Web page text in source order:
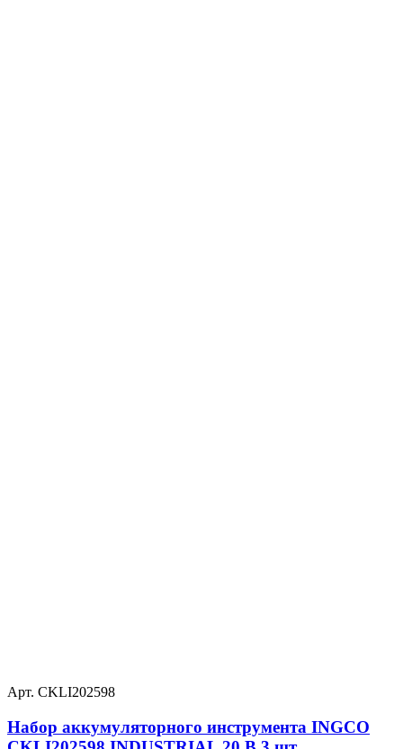
Арт. CKLI202598
Набор аккумуляторного инструмента INGCO